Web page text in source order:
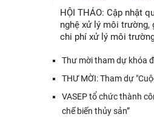
HỘI THẢO: Cập nhật
nghệ xử lý môi trường,
chi phí xử lý môi
Thư mời tham dự khóa
THƯ MỜI: Tham dự
VASEP tổ chức thành
chế biến thủy sản”